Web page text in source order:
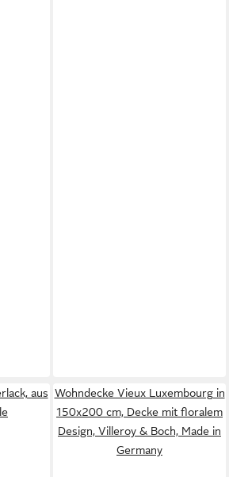
aus Wohndecke Vieux Luxembourg in
150x200 cm, Decke mit floralem
Design, Villeroy & Boch, Made in
Germany